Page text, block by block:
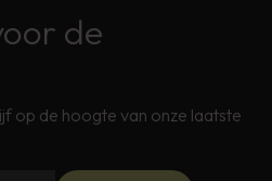
de
op de hoogte van onze laatste